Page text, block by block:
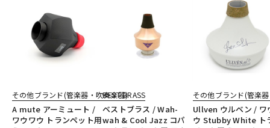
その他ブランド(管楽器・吹奏楽器)
A mute アーミュート /
ワウワウ トランペット用
BEST BRASS
ベストブラス / Wah-
wah & Cool Jazz コパ
その他ブランド(管楽
Ullven ウルベン / ワ
ウ Stubby White ト